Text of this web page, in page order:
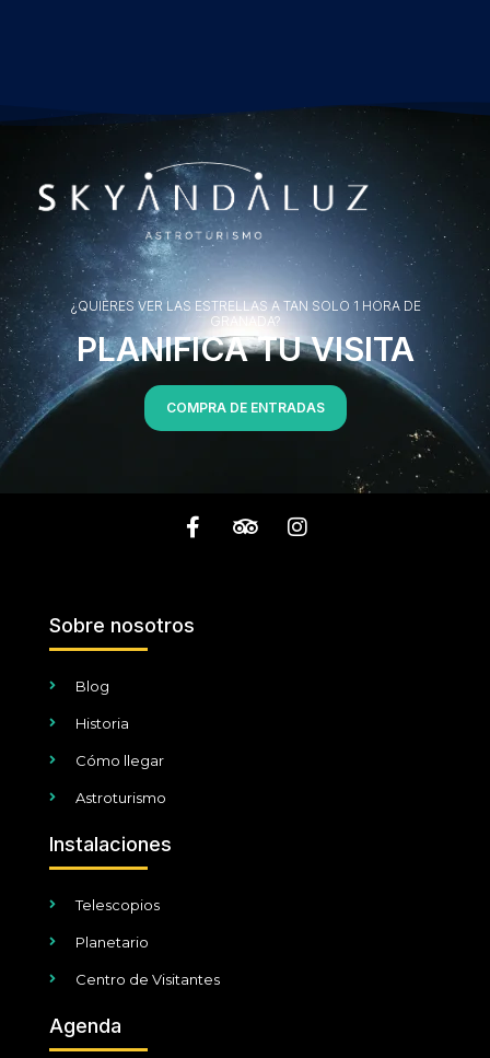
¿QUIERES VER LAS ESTRELLAS A TAN SOLO 1 HORA DE
GRANADA?
PLANIFICA TU VISITA
COMPRA DE ENTRADAS
Sobre nosotros
Blog
Historia
Cómo llegar
Astroturismo
Instalaciones
Telescopios
Planetario
Centro de Visitantes
Agenda